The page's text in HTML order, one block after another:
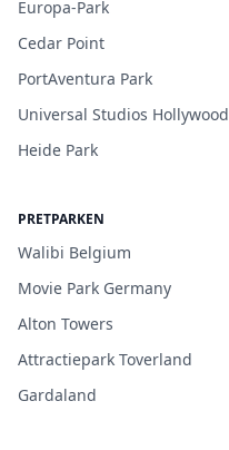
Europa-Park
Cedar Point
PortAventura Park
Universal Studios Hollywood
Heide Park
PRETPARKEN
Walibi Belgium
Movie Park Germany
Alton Towers
Attractiepark Toverland
Gardaland